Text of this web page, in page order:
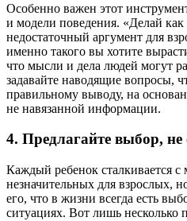
Особенно важен этот
и модели поведения. «Делай как
недостаточный аргумент для
именно такого вы хотите
что мысли и дела людей могут
задавайте наводящие вопросы,
правильному выводу, на
не навязанной информации.
4. Предлагайте выбор, не
Каждый ребенок сталкивается с
незначительных для взрослых,
его, что в жизни всегда есть
ситуациях. Вот лишь несколько